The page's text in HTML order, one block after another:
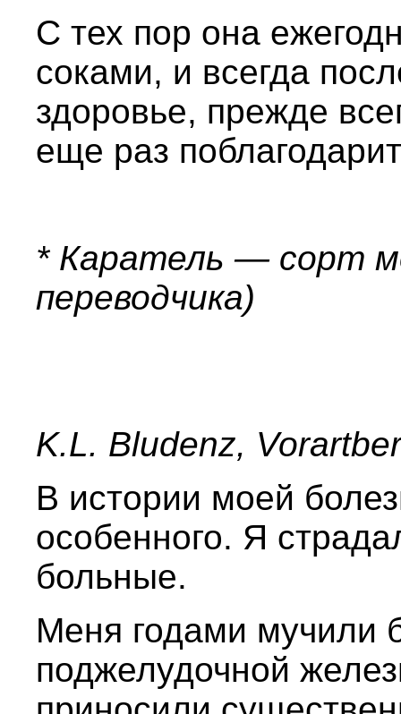
С тех пор она
соками, и всегда
здоровье, прежде
еще раз
* Каратель — сорт
переводчика)
K.L. Bludenz,
В истории моей
особенного. Я
больные.
Меня годами мучили
поджелудочной